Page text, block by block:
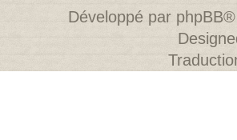
Développé par phpBB®